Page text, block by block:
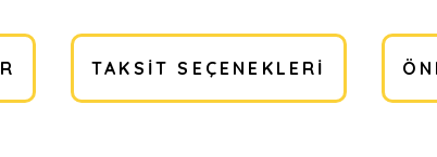
TAKSIT SEÇENEKLERI